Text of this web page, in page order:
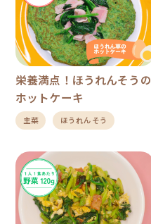
栄養満点！ほうれんそうの
ホットケーキ
主菜 ほうれんそう